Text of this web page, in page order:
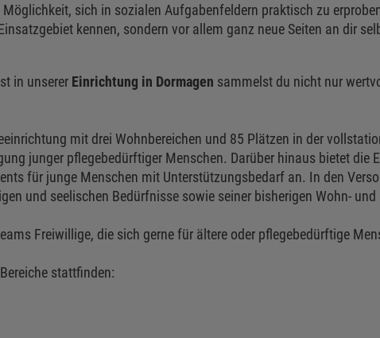
sich in sozialen Aufgabenfeldern praktisch zu
kennen, sondern vor allem ganz neue Seiten an dir
in unserer Einrichtung in Dormagen sammelst du nicht nur
mit drei Wohnbereichen und 85 Plätzen in der
junger pflegebedürftiger Menschen. Darüber hinaus bietet die
für junge Menschen mit Unterstützungsbedarf an. In den
und seelischen Bedürfnisse sowie seiner bisherigen Wohn-
Freiwillige, die sich gerne für ältere oder pflegebedürftige
stattfinden: